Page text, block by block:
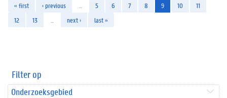
« first ‹ previous 5 6 7 8 9 10
11
12
13 next › last »
Filter op
Onderzoeksgebied